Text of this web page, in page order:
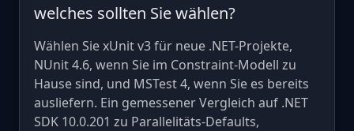
welches sollten Sie wählen?
Wählen Sie xUnit v3 für neue .NET-Projekte,
NUnit 4.6, wenn Sie im Constraint-Modell zu
Hause sind, und MSTest 4, wenn Sie es bereits
ausliefern. Ein gemessener Vergleich auf .NET
SDK 10.0.201 zu Parallelitäts-Defaults,